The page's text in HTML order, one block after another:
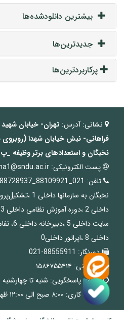
بیشترین دانلودشده‌ها
جدیدترین‌ها
پرکاربردترین‌ها
نشانی:آدرس: تهران- خیابان
فراهانی- نبش خیابان شهدا(روبروی
نخبگان و استعدادهای برتر وظیفه _پ
پست الکترونیکی:
تلفن:
نخبگان به
داخلی 8 ،اپراتور داخلی0
دورنگار: 88555911-021
کدپستی: ۱۵۸۶۷۵۵۴۱۴
ساعات پاسخگویی: شنبه تا چهارشنبه
ساعات کاری: ۸:۰۰ صبح الی ۱۲:۰۰ ظهر
کلیه حقوق متعلق به دانشگاه و پژوهشگاه